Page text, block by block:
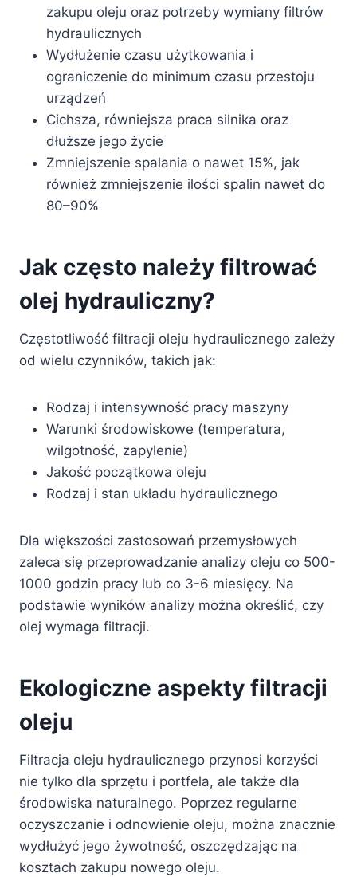
zakupu oleju oraz potrzeby wymiany filtrów
hydraulicznych
Wydłużenie czasu użytkowania i
ograniczenie do minimum czasu przestoju
urządzeń
Cichsza, równiejsza praca silnika oraz
dłuższe jego życie
Zmniejszenie spalania o nawet 15%, jak
również zmniejszenie ilości spalin nawet do
80–90%
Jak często należy filtrować
olej hydrauliczny?
Częstotliwość filtracji oleju hydraulicznego zależy
od wielu czynników, takich jak:
Rodzaj i intensywność pracy maszyny
Warunki środowiskowe (temperatura,
wilgotność, zapylenie)
Jakość początkowa oleju
Rodzaj i stan układu hydraulicznego
Dla większości zastosowań przemysłowych
zaleca się przeprowadzanie analizy oleju co 500-
1000 godzin pracy lub co 3-6 miesięcy. Na
podstawie wyników analizy można określić, czy
olej wymaga filtracji.
Ekologiczne aspekty filtracji
oleju
Filtracja oleju hydraulicznego przynosi korzyści
nie tylko dla sprzętu i portfela, ale także dla
środowiska naturalnego. Poprzez regularne
oczyszczanie i odnowienie oleju, można znacznie
wydłużyć jego żywotność, oszczędzając na
kosztach zakupu nowego oleju.